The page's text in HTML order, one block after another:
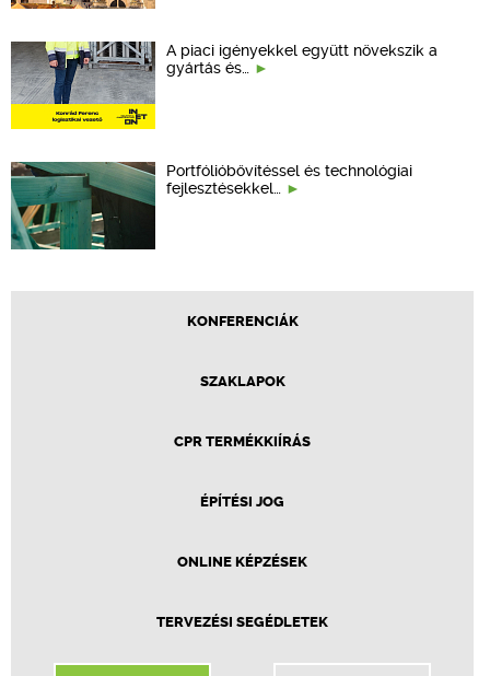
A piaci igényekkel együtt növekszik a
gyártás és…
Portfólióbővítéssel és technológiai
fejlesztésekkel…
KONFERENCIÁK
SZAKLAPOK
CPR TERMÉKKIÍRÁS
ÉPÍTÉSI JOG
ONLINE KÉPZÉSEK
TERVEZÉSI SEGÉDLETEK